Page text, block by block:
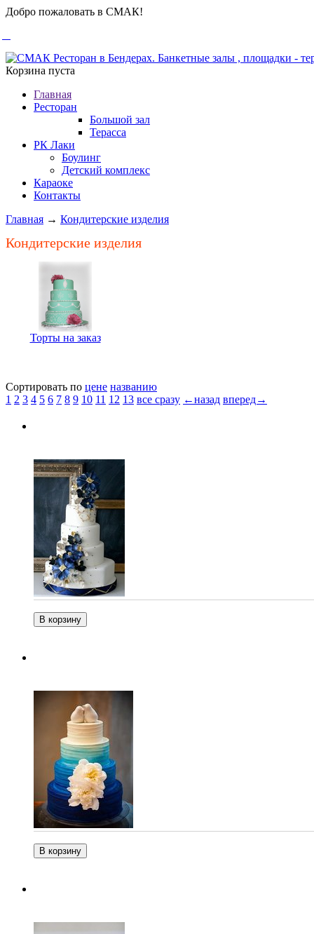
Добро пожаловать в СМАК!
Корзина пуста
Главная
Ресторан
Большой зал
Терасса
РК Лаки
Боулинг
Детский комплекс
Караоке
Контакты
Главная → Кондитерские изделия
Кондитерские изделия
Торты на заказ
Сортировать по цене названию
1 2 3 4 5 6 7 8 9 10 11 12 13 все сразу ←назад вперед→